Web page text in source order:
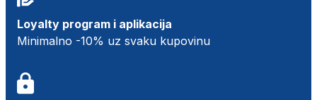
Loyalty program i aplikacija
Minimalno -10% uz svaku kupovinu